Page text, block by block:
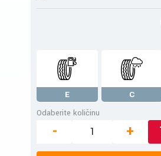
E C
Odaberite količinu
- +